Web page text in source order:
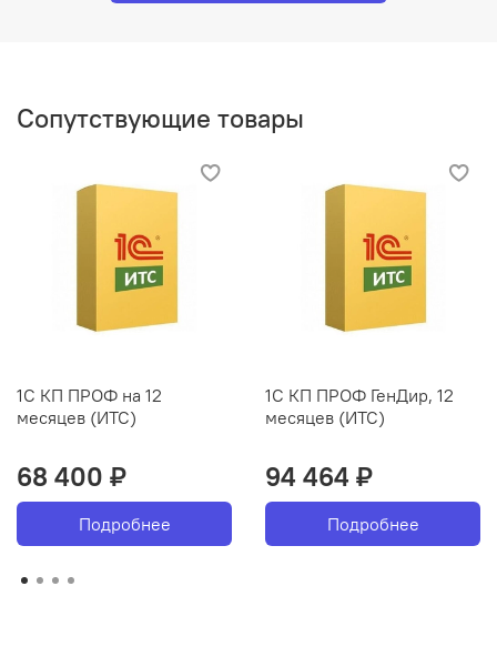
Сопутствующие товары
1С КП ПРОФ на 12
месяцев (ИТС)
68 400 ₽
Подробнее
1С КП ПРОФ ГенДир, 12
месяцев (ИТС)
94 464 ₽
Подробнее